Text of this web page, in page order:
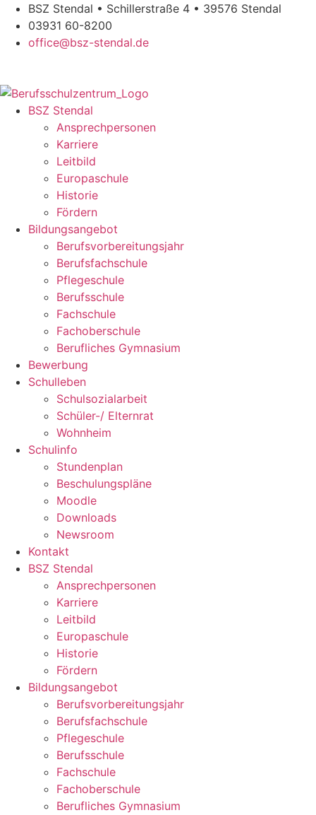
Zum
Inhalt
springen
BSZ Stendal • Schillerstraße 4 • 39576 Stendal
03931 60-8200
office@bsz-stendal.de
BSZ Stendal
Ansprechpersonen
Karriere
Leitbild
Europaschule
Historie
Fördern
Bildungsangebot
Berufsvorbereitungsjahr
Berufsfachschule
Pflegeschule
Berufsschule
Fachschule
Fachoberschule
Berufliches Gymnasium
Bewerbung
Schulleben
Schulsozialarbeit
Schüler-/ Elternrat
Wohnheim
Schulinfo
Stundenplan
Beschulungspläne
Moodle
Downloads
Newsroom
Kontakt
BSZ Stendal
Ansprechpersonen
Karriere
Leitbild
Europaschule
Historie
Fördern
Bildungsangebot
Berufsvorbereitungsjahr
Berufsfachschule
Pflegeschule
Berufsschule
Fachschule
Fachoberschule
Berufliches Gymnasium